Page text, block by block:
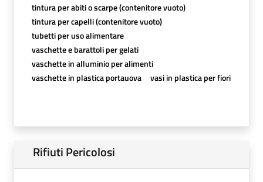
tintura per abiti o scarpe (contenitore vuoto)
tintura per capelli (contenitore vuoto)
tubetti per uso alimentare
vaschette e barattoli per gelati
vaschette in alluminio per alimenti
vaschette in plastica portauova
vasi in plastica per fiori
Rifiuti Pericolosi